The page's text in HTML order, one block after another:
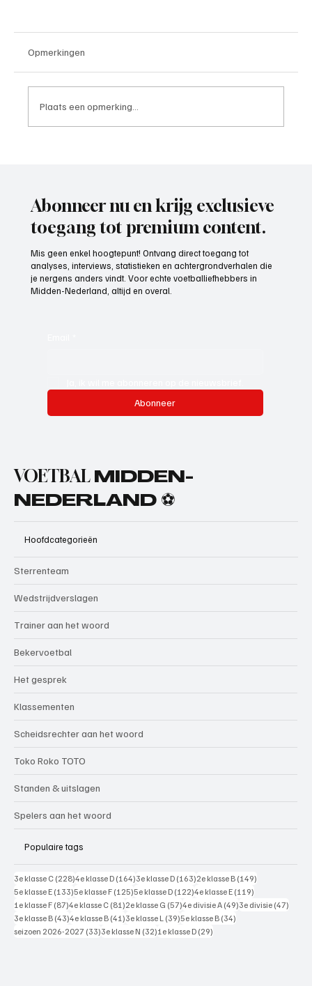
Opmerkingen
Plaats een opmerking...
Abonneer nu en krijg exclusieve
toegang tot premium content.
Mis geen enkel hoogtepunt! Ontvang direct toegang tot
analyses, interviews, statistieken en achtergrondverhalen die
je nergens anders vindt. Voor echte voetballiefhebbers in
Midden-Nederland, altijd en overal.
Abonneer
VOETBAL MIDDEN-
NEDERLAND ⚽
Hoofdcategorieën
Sterrenteam
Wedstrijdverslagen
Trainer aan het woord
Bekervoetbal
Het gesprek
Klassementen
Scheidsrechter aan het woord
Toko Roko TOTO
Standen & uitslagen
Spelers aan het woord
Populaire tags
3e klasse C (228)228 posts
4e klasse D (164)164 posts
3e klasse D (163)163 posts
2e klasse B (149)
5e klasse E (133)133 posts
5e klasse F (125)125 posts
5e klasse D (122)122 posts
4e klasse E (119)
1e klasse F (87)87 posts
4e klasse C (81)81 posts
2e klasse G (57)57 posts
4e divisie A (49)49 posts
3e divisie (47)
3e klasse B (43)43 posts
4e klasse B (41)41 posts
3e klasse L (39)39 posts
5e klasse B (34)
seizoen 2026-2027 (33)33 posts
3e klasse N (32)32 posts
1e klasse D (29)